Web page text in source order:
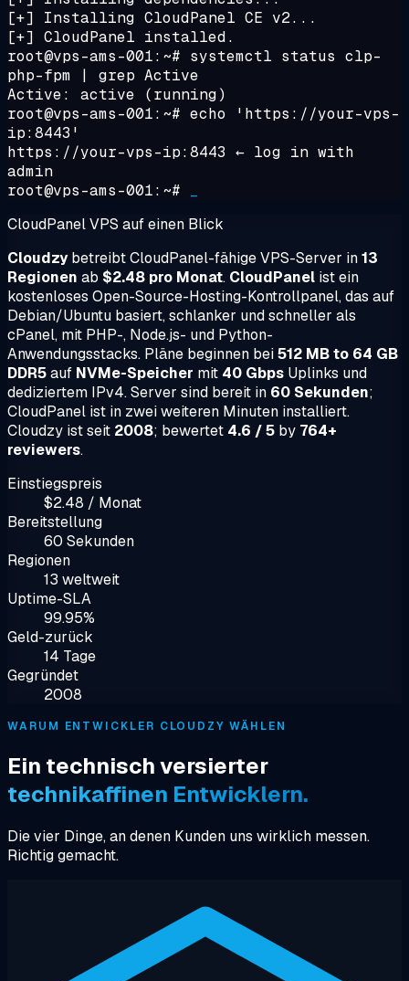
[+] Installing CloudPanel CE v2...
[+] CloudPanel installed.
root@vps-ams-001:~# systemctl status clp-
php-fpm | grep Active
Active: active (running)
root@vps-ams-001:~# echo 'https://your-vps-
ip:8443'
https://your-vps-ip:8443 ← log in with
admin
root@vps-ams-001:~#
CloudPanel VPS auf einen Blick
Cloudzybetreibt CloudPanel-fähige VPS-Server in13
Regionen ab $2.48 pro Monat. CloudPanel ist ein
kostenloses Open-Source-Hosting-Kontrollpanel, das auf
Debian/Ubuntu basiert, schlanker und schneller als
cPanel, mit PHP-, Node.js- und Python-
Anwendungsstacks. Pläne beginnen bei512 MB to 64 GB
DDR5auf NVMe-Speicher mit 40 Gbps Uplinks und
dediziertem IPv4. Server sind bereit in 60 Sekunden;
CloudPanel ist in zwei weiteren Minuten installiert.
Cloudzy ist seit 2008; bewertet 4.6 / 5 by 764+
reviewers.
Einstiegspreis
$2.48 / Monat
Bereitstellung
60 Sekunden
Regionen
13 weltweit
Uptime-SLA
99.95%
Geld-zurück
14 Tage
Gegründet
2008
WARUM ENTWICKLER CLOUDZY WÄHLEN
Ein technisch versierter
technikaffinen Entwicklern.
Die vier Dinge, an denen Kunden uns wirklich messen.
Richtig gemacht.